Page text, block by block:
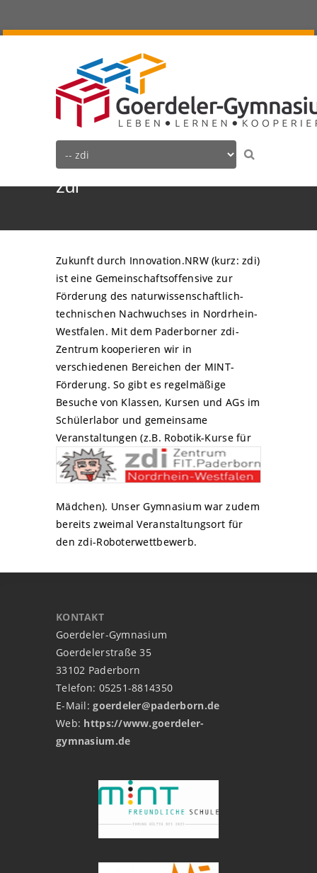
zdi
Zukunft durch Innovation.NRW (kurz: zdi)
ist eine Gemeinschaftsoffensive zur
Förderung des naturwissenschaftlich-
technischen Nachwuchses in Nordrhein-
Westfalen. Mit dem Paderborner zdi-
Zentrum kooperieren wir in
verschiedenen Bereichen der MINT-
Förderung. So gibt es regelmäßige
Besuche von Klassen, Kursen und AGs im
Schülerlabor und gemeinsame
Veranstaltungen (z.B. Robotik-Kurse für
Mädchen). Unser Gymnasium war zudem
bereits zweimal Veranstaltungsort für
den zdi-Roboterwettbewerb.
KONTAKT
Goerdeler-Gymnasium
Goerdelerstraße 35
33102 Paderborn
Telefon: 05251-8814350
E-Mail:goerdeler@paderborn.de
Web: https://www.goerdeler-
gymnasium.de